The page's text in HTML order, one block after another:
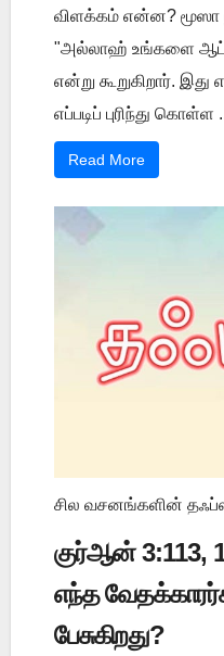
விளக்கம் என்ன? மூஸா
"அல்லாஹ் உங்களை
என்று கூறுகிறார்.
எப்படிப் புரிந்து கொள்ள
Read More
சில வசனங்களின்
குர்ஆன் 3:113,
எந்த
பேசுகிறது?